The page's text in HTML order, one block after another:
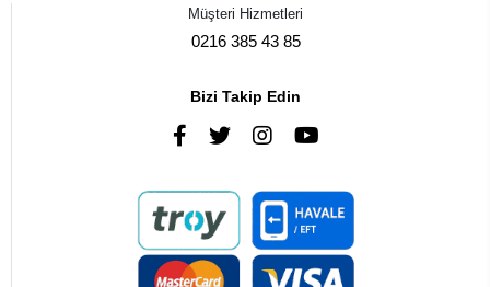
Müşteri Hizmetleri
0216 385 43 85
Bizi Takip Edin